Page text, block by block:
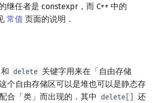
继任者是 constexpr，而 C++ 中的
常值 页面的说明．
和 delete 关键字用来在「自由存储
个自由存储区可以是堆也可以是静态存
合「类」而出现的．其中
delete[]
还